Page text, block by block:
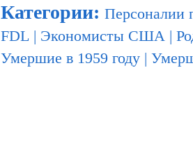
Категории: Персоналии
FDL | Экономисты США |
Умершие в 1959 году |